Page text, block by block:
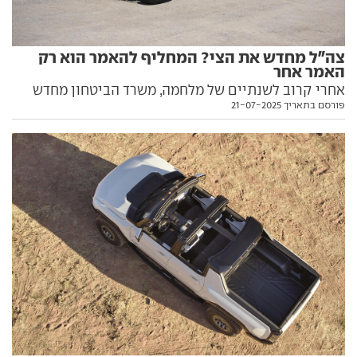
צה"ל מחדש את הצי? המחליף להאמר הוא רק
האמר אחר
אחרי קרוב לשנתיים של מלחמה, משרד הביטחון מחדש
את צי ההאמרים המשרת את היחידות הלוחמות של צה"ל.
פורסם בתאריך 21-07-2025